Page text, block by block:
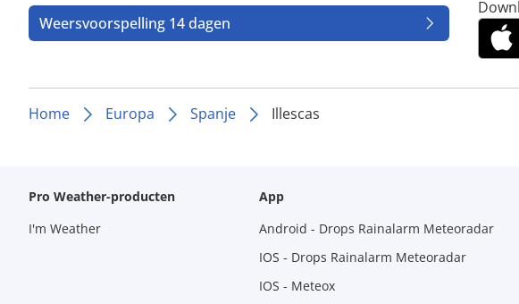
Weersvoorspelling 14 dagen
Home Europa Spanje Illescas
Pro Weather-producten
I'm Weather
App
Android - Drops Rainalarm Meteoradar
IOS - Drops Rainalarm Meteoradar
IOS - Meteox